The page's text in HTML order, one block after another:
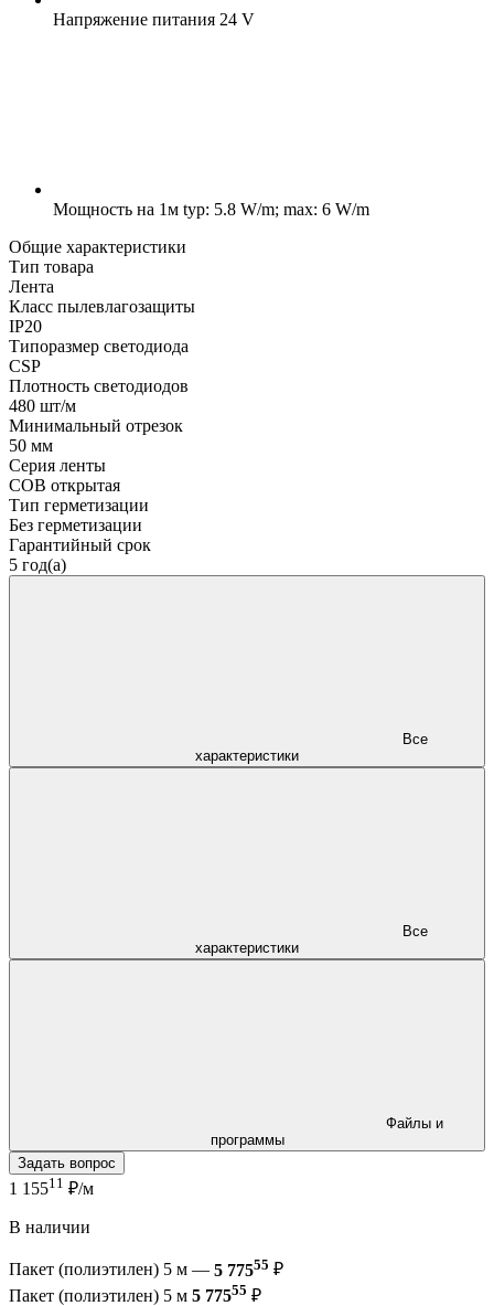
Напряжение питания 24 V
Мощность на 1м typ: 5.8 W/m; max: 6 W/m
Общие характеристики
Тип товара
Лента
Класс пылевлагозащиты
IP20
Типоразмер светодиода
CSP
Плотность светодиодов
480 шт/м
Минимальный отрезок
50 мм
Серия ленты
COB открытая
Тип герметизации
Без герметизации
Гарантийный срок
5 год(а)
характеристики
характеристики
программы
Задать вопрос
1 15511 ₽/м
В наличии
Пакет (полиэтилен) 5 м — 5 77555 ₽
Пакет (полиэтилен) 5 м 5 77555 ₽